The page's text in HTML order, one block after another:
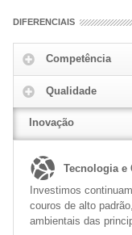
DIFERENCIAIS
Competência
Qualidade
Inovação
Tecnologia e
Investimos
couros de alto
ambientais das